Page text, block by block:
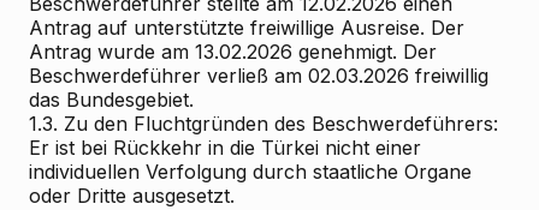
Antrag auf unterstützte freiwillige Ausreise. Der
Antrag wurde am 13.02.2026 genehmigt. Der
Beschwerdeführer verließ am 02.03.2026 freiwillig
das Bundesgebiet.
1.3. Zu den Fluchtgründen des Beschwerdeführers:
Er ist bei Rückkehr in die Türkei nicht einer
individuellen Verfolgung durch staatliche Organe
oder Dritte ausgesetzt.